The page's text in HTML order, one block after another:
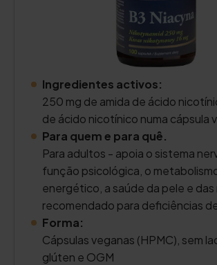
Ingredientes activos:
250 mg de amida de ácido
de ácido nicotínico numa cápsula
Para quem e para quê.
Para adultos - apoia o sistema
função psicológica, o
energético, a saúde da pele e das
recomendado para deficiências
Forma:
Cápsulas veganas (HPMC), sem
glúten e OGM